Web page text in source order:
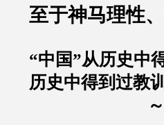
至于神马理性
“中国”从历史中
历史中得到过教训